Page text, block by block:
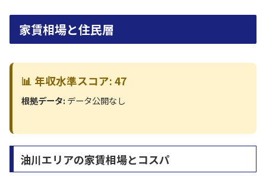
家賃相場と住民層
📊 年収水準スコア: 47
根拠データ:データ公開なし
油川エリアの家賃相場とコスパ